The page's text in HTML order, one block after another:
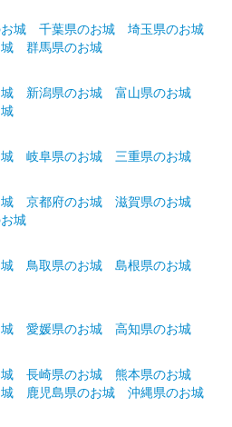
限定夜桜版
限定版
限定城イラスト版
ックマンズアカデミー前橋店限定版
城 千葉県のお城
埼玉県のお城
群馬県のお城
新潟県のお城
富山県のお城
岐阜県のお城
三重県のお城
京都府のお城
滋賀県のお城
城
鳥取県のお城
島根県のお城
愛媛県のお城
高知県のお城
長崎県のお城
熊本県のお城
鹿児島県のお城 沖縄県のお城